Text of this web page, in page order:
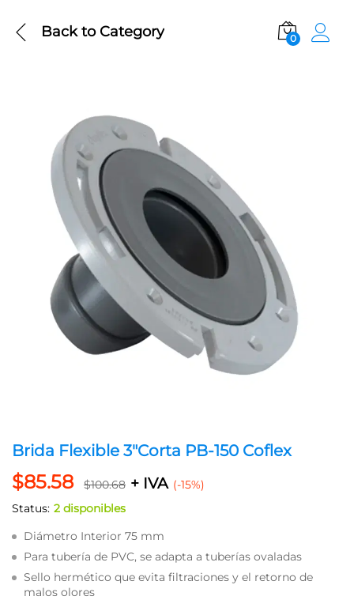
Back toCategory 0
Brida Flexible 3″Corta PB-150 Coflex
$85.58 $100.68 + IVA (-15%)
Status: 2 disponibles
Diámetro Interior 75 mm
Para tubería de PVC, se adapta a tuberías ovaladas
Sello hermético que evita filtraciones y el retorno de
malos olores